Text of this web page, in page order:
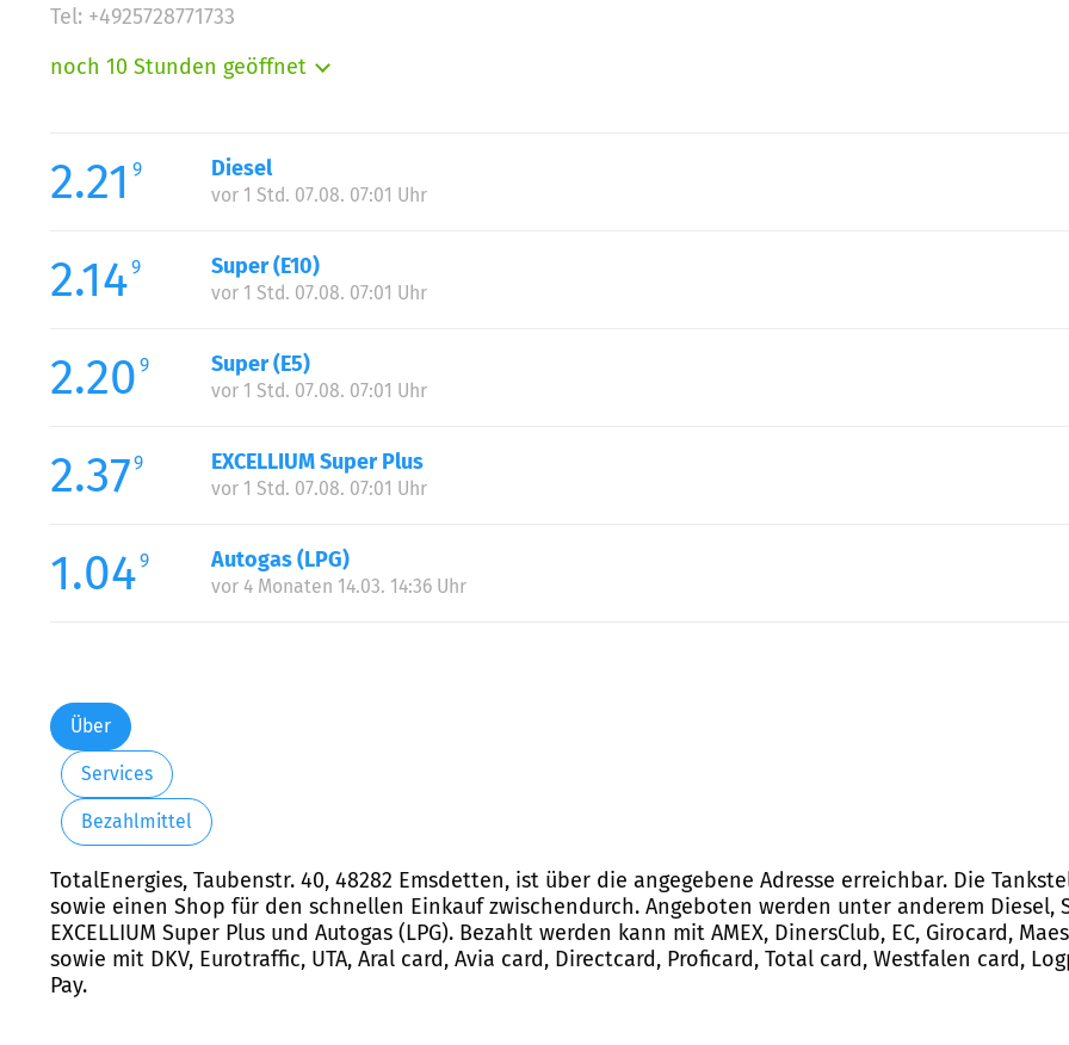
Tel: +4925728771733
noch 10 Stunden geöffnet
Mittwoch:
Donnerstag:
Samstag:
Sonntag:
2.21 9 Diesel
vor 1 Std. 07.08. 07:01 Uhr
2.149 Super (E10)
vor 1 Std. 07.08. 07:01 Uhr
2.20 9 Super (E5)
vor 1 Std. 07.08. 07:01 Uhr
2.379 EXCELLIUM Super Plus
vor 1 Std. 07.08. 07:01 Uhr
1.049 Autogas (LPG)
vor 4 Monaten 14.03. 14:36 Uhr
Über
Services
Bezahlmittel
TotalEnergies, Taubenstr. 40, 48282 Emsdetten, ist über die angegebene Adresse erreichbar. Die
sowie einen Shop für den schnellen Einkauf zwischendurch. Angeboten werden unter anderem Diesel,
EXCELLIUM Super Plus und Autogas (LPG). Bezahlt werden kann mit AMEX, DinersClub, EC, Girocard,
sowie mit DKV, Eurotraffic, UTA, Aral card, Avia card, Directcard, Proficard, Total card, Westfalen card,
Pay.